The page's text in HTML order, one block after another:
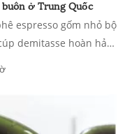
buôn ở Trung Quốc
espresso gốm nhỏ bộ
demitasse hoàn hảo